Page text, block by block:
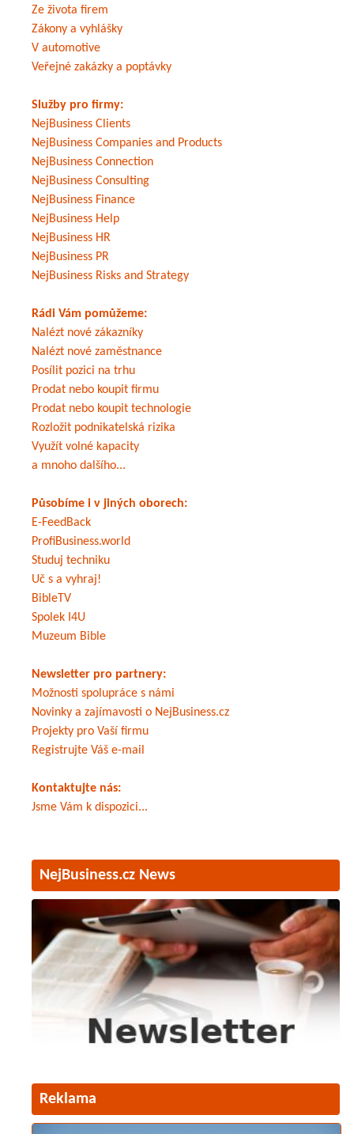
Ze života firem
Zákony a vyhlášky
V automotive
Veřejné zakázky a poptávky
Služby pro firmy:
NejBusiness Clients
NejBusiness Companies and Products
NejBusiness Connection
NejBusiness Consulting
NejBusiness Finance
NejBusiness Help
NejBusiness HR
NejBusiness PR
NejBusiness Risks and Strategy
Rádi Vám pomůžeme:
Nalézt nové zákazníky
Nalézt nové zaměstnance
Posílit pozici na trhu
Prodat nebo koupit firmu
Prodat nebo koupit technologie
Rozložit podnikatelská rizika
Využít volné kapacity
a mnoho dalšího...
Působíme i v jiných oborech:
E-FeedBack
ProfiBusiness.world
Studuj techniku
Uč s a vyhraj!
BibleTV
Spolek I4U
Muzeum Bible
Newsletter pro partnery:
Možnosti spolupráce s námi
Novinky a zajímavosti o NejBusiness.cz
Projekty pro Vaší firmu
Registrujte Váš e-mail
Kontaktujte nás:
Jsme Vám k dispozici...
NejBusiness.cz News
Reklama